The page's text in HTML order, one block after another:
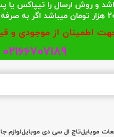
موبایلتاچ ال سی دی موبایللوازم
خریدشان کمتر از 200 هزار تومان
اطمینان از موجودی و
02166707189